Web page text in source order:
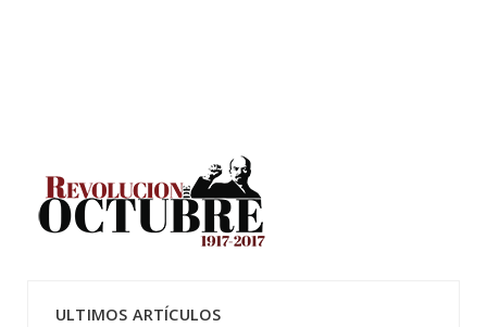
ULTIMOS ARTÍCULOS